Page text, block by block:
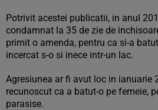
Potrivit acestei publicatii, in anul
condamnat la 35 de zie de
primit o amenda, pentru ca si-a
incercat s-o si inece intr-un lac.
Agresiunea ar fi avut loc in ianuarie
recunoscut ca a batut-o pe femeie,
parasise.